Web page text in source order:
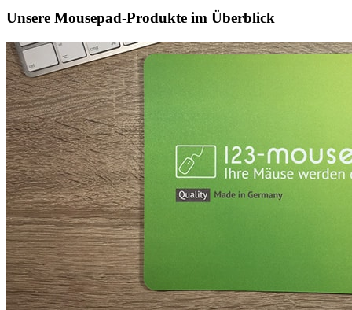
Unsere Mousepad-Produkte im Überblick